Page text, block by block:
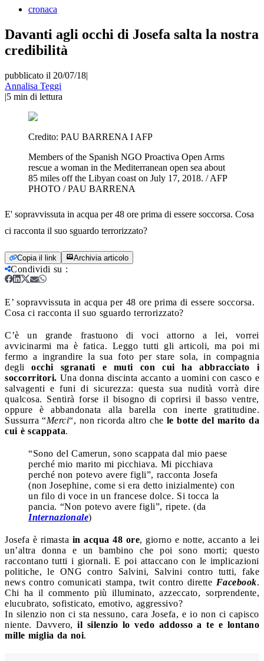
cronaca
Davanti agli occhi di Josefa salta la nostra
credibilità
pubblicato il 20/07/18|
Annalisa Teggi
|5 min di lettura
Credito: PAU BARRENA I AFP
Members of the Spanish NGO Proactiva Open Arms
rescue a woman in the Mediterranean open sea about
85 miles off the Libyan coast on July 17, 2018. / AFP
PHOTO / PAU BARRENA
E' sopravvissuta in acqua per 48 ore prima di essere soccorsa. Cosa
ci racconta il suo sguardo terrorizzato?
Copia il link Archivia articolo
Condividi su :
E’ sopravvissuta in acqua per 48 ore prima di essere soccorsa.
Cosa ci racconta il suo sguardo terrorizzato?
C’è un grande frastuono di voci attorno a lei, vorrei
avvicinarmi ma è fatica. Leggo tutti gli articoli, ma poi mi
fermo a ingrandire la sua foto per stare sola, in compagnia
degliocchi sgranati e muti con cui ha abbracciato i
soccorritori. Una donna discinta accanto a uomini con casco e
salvagenti e funi di sicurezza: questa sua nudità vorrà dire
qualcosa. Sentirà forse il bisogno di coprirsi il basso ventre,
oppure è abbandonata alla barella con inerte gratitudine.
Sussurra “Merci“, non ricorda altro che le botte del marito da
cui è scappata.
“Sono del Camerun, sono scappata dal mio paese
perché mio marito mi picchiava. Mi picchiava
perché non potevo avere figli”, racconta Josefa
(non Josephine, come si era detto inizialmente) con
un filo di voce in un francese dolce. Si tocca la
pancia. “Non potevo avere figli”, ripete. (da
Internazionale)
Josefa è rimasta in acqua 48 ore, giorno e notte, accanto a lei
un’altra donna e un bambino che poi sono morti; questo
raccontano tutti i giornali. E poi attaccano con le implicazioni
politiche, le ONG contro Salvini, Salvini contro tutti, fake
news contro comunicati stampa, twit contro dirette Facebook.
Chi ha il commento più illuminato, azzeccato, sorprendente,
elucubrato, sofisticato, emotivo, aggressivo?
In silenzio non ci sta nessuno, cara Josefa, e io non ci capisco
niente. Davvero,il silenzio lo vedo addosso a te e lontano
mille miglia da noi.